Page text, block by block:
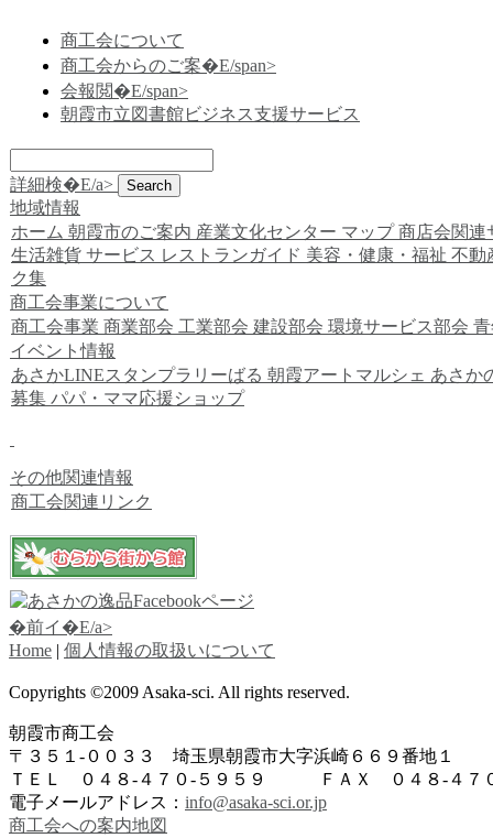
商工会について
商工会からのご案�E/span>
会報閲�E/span>
朝霞市立図書館ビジネス支援サービス
詳細検�E/a>
地域情報
ホーム 朝霞市のご案内 産業文化センター マップ 商店会関連
生活雑貨 サービス レストランガイド 美容・健康・福祉 不動
ク集
商工会事業について
商工会事業 商業部会 工業部会 建設部会 環境サービス部会
イベント情報
あさかLINEスタンプラリーばる 朝霞アートマルシェ あさか
募集 パパ・ママ応援ショップ
その他関連情報
商工会関連リンク
�前イ�E/a>
Home | 個人情報の取扱いについて
Copyrights ©2009 Asaka-sci. All rights reserved.
朝霞市商工会
〒３５１-００３３ 埼玉県朝霞市大字浜崎６６９番地１
ＴＥＬ ０４８-４７０-５９５９ ＦＡＸ ０４８-４７
電子メールアドレス： info@asaka-sci.or.jp
商工会への案内地図